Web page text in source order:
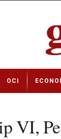
OCI
VI,